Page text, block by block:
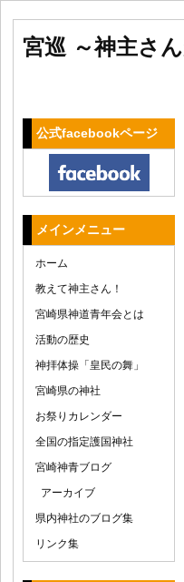
宮巡 ～神主さ
公式facebookページ
メインメニュー
ホーム
教えて神主さん！
宮崎県神道青年会とは
活動の歴史
神拝体操「皇民の舞」
宮崎県の神社
お祭りカレンダー
全国の指定護国神社
宮崎神青ブログ
アーカイブ
県内神社のブログ集
リンク集